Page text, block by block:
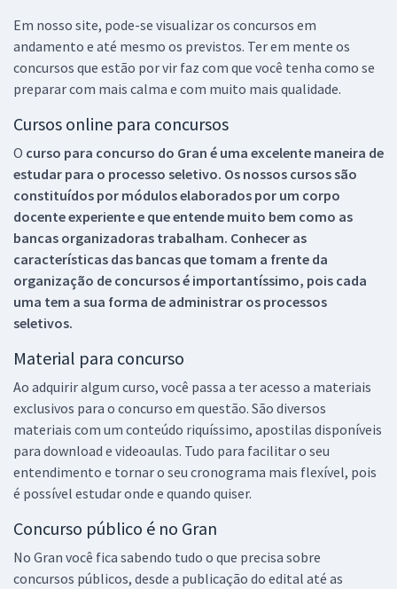
Em nosso site, pode-se visualizar os concursos em
andamento e até mesmo os previstos. Ter em mente os
concursos que estão por vir faz com que você tenha como se
preparar com mais calma e com muito mais qualidade.
Cursos online para concursos
O curso para concurso do Gran é uma excelente maneira de
estudar para o processo seletivo. Os nossos cursos são
constituídos por módulos elaborados por um corpo
docente experiente e que entende muito bem como as
bancas organizadoras trabalham. Conhecer as
características das bancas que tomam a frente da
organização de concursos é importantíssimo, pois cada
uma tem a sua forma de administrar os processos
seletivos.
Material para concurso
Ao adquirir algum curso, você passa a ter acesso a materiais
exclusivos para o concurso em questão. São diversos
materiais com um conteúdo riquíssimo, apostilas disponíveis
para download e videoaulas. Tudo para facilitar o seu
entendimento e tornar o seu cronograma mais flexível, pois
é possível estudar onde e quando quiser.
Concurso público é no Gran
No Gran você fica sabendo tudo o que precisa sobre
concursos públicos, desde a publicação do edital até as